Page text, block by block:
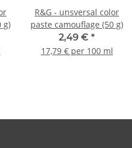
g)
R&G - unsversal color
paste camouflage (50 g)
2,49 € *
17,79 € per 100 ml